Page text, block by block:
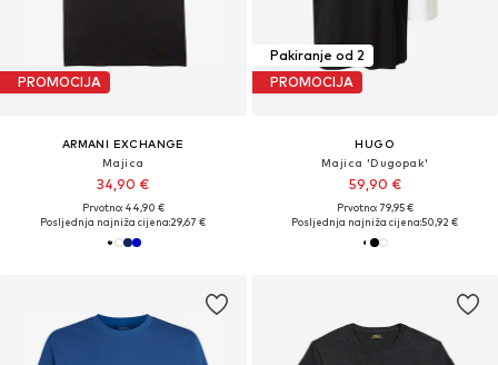
PROMOCIJA
ARMANI EXCHANGE
Majica
34,90 €
Prvotno: 44,90 €
Posljednja najniža cijena:29,67 €
Pakiranje od 2
PROMOCIJA
HUGO
Majica 'Dugopak'
59,90 €
Prvotno: 79,95 €
Posljednja najniža cijena:50,92 €